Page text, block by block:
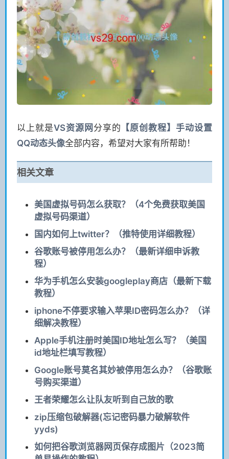
以上就是VS资源网 分享的 【原创教程】手动设置
QQ动态头像全部内容，希望对大家有所帮助！
相关文章
美国虚拟号码怎么获取？（4个免费获取美国
虚拟号码渠道）
国内如何上twitter？（推特使用详细教程）
谷歌账号被停用怎么办？（最新详细申诉教
程）
华为手机怎么安装googleplay商店（最新下载
教程）
iphone不停要求输入苹果ID密码怎么办？（详
细解决教程）
Apple手机注册时美国ID地址怎么写？（美国
id地址栏填写教程）
Google账号莫名其妙被停用怎么办？（谷歌账
号购买渠道）
王者荣耀怎么让队友听到自己放的歌
zip压缩包破解器(忘记密码暴力破解软件
yyds)
如何把谷歌浏览器网页保存成图片（2023简